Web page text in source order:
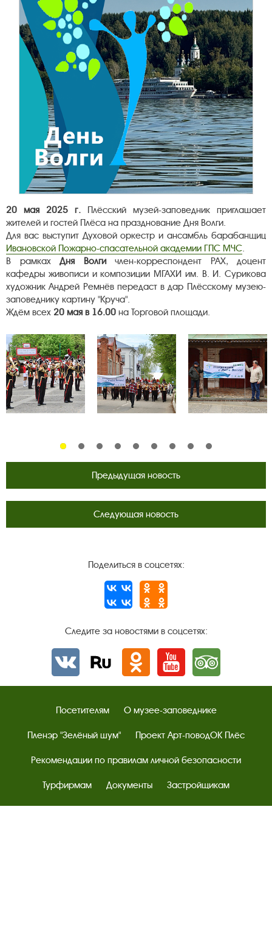
20 мая 2025 г.Плёсский музей-заповедник приглашает
жителей и гостей Плёса на празднование Дня Волги.
Для вас выступит Духовой оркестр и ансамбль барабанщиц
Ивановской Пожарно-спасательной академии ГПС МЧС.
В рамках Дня Волгичлен-корреспондент РАХ, доцент
кафедры живописи и композиции МГАХИ им. В. И. Сурикова
художник Андрей Ремнёв передаст в дар Плёсскому музею-
заповеднику картину "Круча".
Ждём всех 20 мая в 16.00 на Торговой площади.
Предыдущая новость
Следующая новость
Поделиться в соцсетях:
Следите за новостями в соцсетях:
Вконтактеrutube Одноклассники
YouTube Трипадвизор
Посетителям О музее-заповеднике
Пленэр "Зелёный шум" Проект Арт-поводОК Плёс
Рекомендации по правилам личной безопасности
Турфирмам Документы Застройщикам